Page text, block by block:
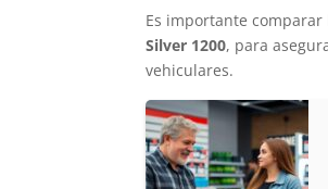
Es importante comparar
Silver 1200, para
vehiculares.